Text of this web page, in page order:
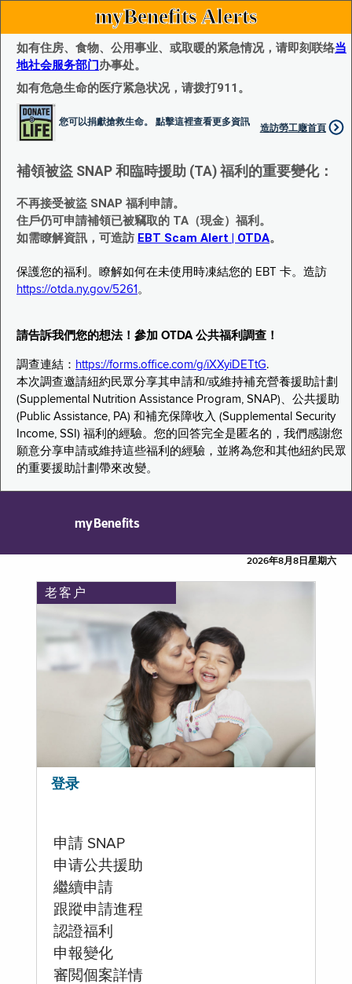
myBenefits Alerts
如有住房、食物、公用事业、或取暖的紧急情况，请即刻联络当
地社会服务部门办事处。
如有危急生命的医疗紧急状况，请拨打911。
您可以捐獻搶救生命。 點擊這裡查看更多資訊
造訪勞工廰首頁
補領被盜 SNAP 和臨時援助 (TA) 福利的重要變化：
不再接受被盜 SNAP 福利申請。
住戶仍可申請補領已被竊取的 TA（現金）福利。
如需瞭解資訊，可造訪 EBT Scam Alert | OTDA。
保護您的福利。瞭解如何在未使用時凍結您的 EBT 卡。造訪
https://otda.ny.gov/5261 。
請告訴我們您的想法！參加 OTDA 公共福利調查！
調查連結： https://forms.office.com/g/iXXyiDETtG.
本次調查邀請紐約民眾分享其申請和/或維持補充營養援助計劃
(Supplemental Nutrition Assistance Program, SNAP)、公共援助
(Public Assistance, PA) 和補充保障收入 (Supplemental Security
Income, SSI) 福利的經驗。您的回答完全是匿名的，我們感謝您
願意分享申請或維持這些福利的經驗，並將為您和其他紐約民眾
的重要援助計劃帶來改變。
myBenefits
2026年8月8日星期六
老客户
登录
申請 SNAP
申请公共援助
繼續申請
跟蹤申請進程
認證福利
申報變化
審閲個案詳情